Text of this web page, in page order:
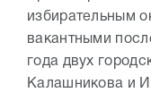
избирательным
вакантными
года двух
Калашникова и